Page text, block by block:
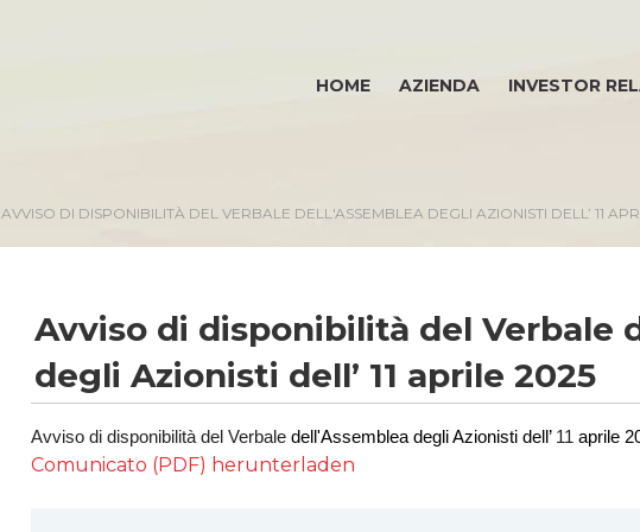
HOME AZIENDA INVESTOR
AVVISO DI DISPONIBILITÀ DEL VERBALE DELL'ASSEMBLEA DEGLI AZIONISTI DELL’ 11
Avviso di disponibilità del Verbale
degli Azionisti dell’ 11 aprile 2025
Avviso di disponibilità del Verbale dell'Assemblea degli Azionisti dell’ 11 aprile
Comunicato (PDF) herunterladen